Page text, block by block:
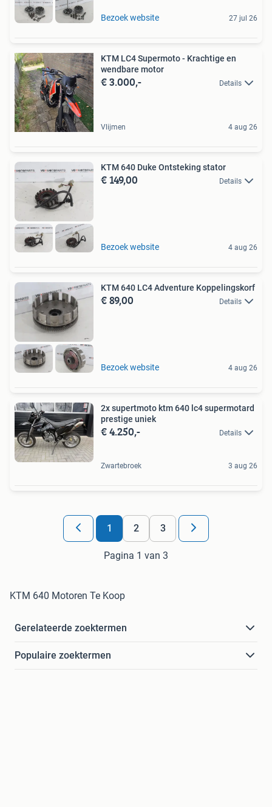
Bezoek website 27 jul 26
KTM LC4 Supermoto - Krachtige en
wendbare motor
€ 3.000,- Details
Vlijmen 4 aug 26
KTM 640 Duke Ontsteking stator
€ 149,00 Details
Bezoek website 4 aug 26
KTM 640 LC4 Adventure Koppelingskorf
€ 89,00 Details
Bezoek website 4 aug 26
2x supertmoto ktm 640 lc4 supermotard
prestige uniek
€ 4.250,- Details
Zwartebroek 3 aug 26
1 2 3
Pagina 1 van 3
KTM 640 Motoren Te Koop
Gerelateerde zoektermen
Populaire zoektermen